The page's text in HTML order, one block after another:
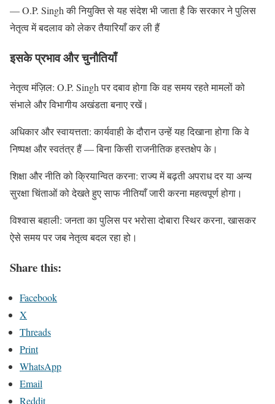
— O.P. Singh की नियुक्ति से यह संदेश भी जाता है कि सरकार ने पुलिस
नेतृत्व में बदलाव को लेकर तैयारियाँ कर ली हैं
इसके प्रभाव और चुनौतियाँ
नेतृत्व मंज़िल: O.P. Singh पर दबाव होगा कि वह समय रहते मामलों को
संभाले और विभागीय अखंडता बनाए रखें।
अधिकार और स्वायत्तता: कार्यवाही के दौरान उन्हें यह दिखाना होगा कि वे
निष्पक्ष और स्वतंत्र हैं — बिना किसी राजनीतिक हस्तक्षेप के।
शिक्षा और नीति को क्रियान्वित करना: राज्य में बढ़ती अपराध दर या अन्य
सुरक्षा चिंताओं को देखते हुए साफ नीतियाँ जारी करना महत्वपूर्ण होगा।
विश्वास बहाली: जनता का पुलिस पर भरोसा दोबारा स्थिर करना, खासकर
ऐसे समय पर जब नेतृत्व बदल रहा हो।
Share this:
Facebook
X
Threads
Print
WhatsApp
Email
Reddit